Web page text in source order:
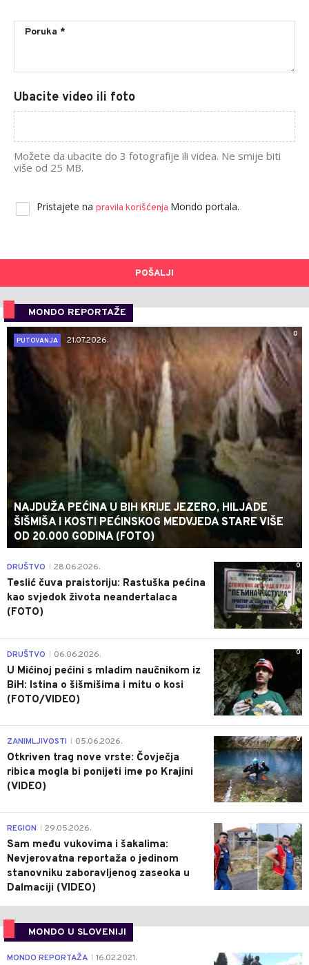
Ubacite video ili foto
Možete da ubacite do 3 fotografije ili videa. Ne smije biti
više od 25 MB.
Pristajete na pravila korišćenja Mondo portala.
POŠALJI
MONDO REPORTAŽE
0
PUTOVANJA
21.07.2026.
NAJDUŽA PEĆINA U BIH KRIJE JEZERO, HILJADE
ŠIŠMIŠA I KOSTI PEĆINSKOG MEDVJEDA STARE VIŠE
OD 20.000 GODINA (FOTO)
0
DRUŠTVO 28.06.2026.
Teslić čuva praistoriju: Rastuška pećina
kao svjedok života neandertalaca
(FOTO)
0
DRUŠTVO 06.06.2026.
U Mićinoj pećini s mladim naučnikom iz
BiH: Istina o šišmišima i mitu o kosi
(FOTO/VIDEO)
0
ZANIMLJIVOSTI 05.06.2026.
Otkriven trag nove vrste: Čovječja
ribica mogla bi ponijeti ime po Krajini
(VIDEO)
0
REGION 29.05.2026.
Sam među vukovima i šakalima:
Nevjerovatna reportaža o jedinom
stanovniku zaboravljenog zaseoka u
Dalmaciji (VIDEO)
MONDO U SLOVENIJI
4
MONDO REPORTAŽA 16.02.2021.